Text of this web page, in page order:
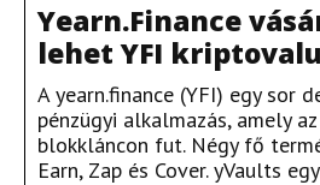
Yearn.Finance
lehet YFI
A yearn.finance (YFI) egy sor
pénzügyi alkalmazás, amely
blokkláncon fut. Négy fő
Earn, Zap és Cover. yVaults